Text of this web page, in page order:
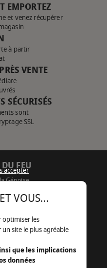
EMPORTEZ
et venez récupérer
à partir
VENTE
SÉCURISÉS
sont
SSL
FEU
Génoise
98 09
un e-mail
accepter
VOUS...
optimiser les
site le plus agréable
que les implications
données